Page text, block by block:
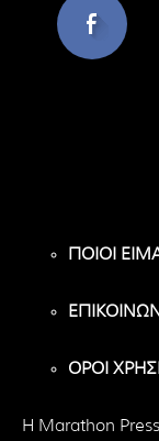
ΠΟΙΟΙ
ΟΡΟΙ
H Marathon